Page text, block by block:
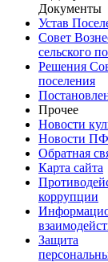
Документы
Устав
Совет
сельского
Решения
поселения
Прочее
Новости
Новости
Обратная
Карта сайта
коррупции
Защита